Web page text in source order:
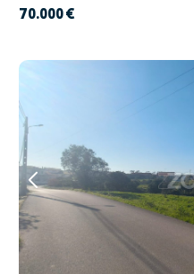
70.000 €